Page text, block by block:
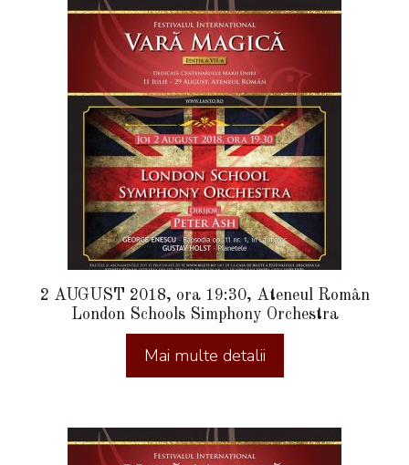
2 AUGUST 2018, ora 19:30, Ateneul Român
London Schools Simphony Orchestra